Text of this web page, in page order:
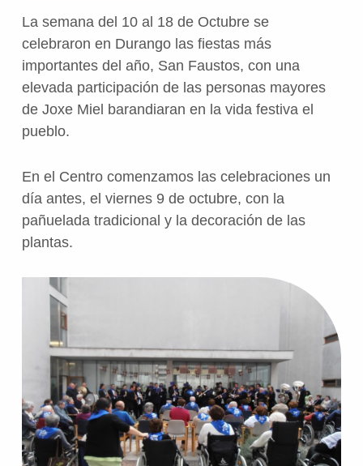
La semana del 10 al 18 de Octubre se
celebraron en Durango las fiestas más
importantes del año, San Faustos, con una
elevada participación de las personas mayores
de Joxe Miel barandiaran en la vida festiva el
pueblo.
En el Centro comenzamos las celebraciones un
día antes, el viernes 9 de octubre, con la
pañuelada tradicional y la decoración de las
plantas.